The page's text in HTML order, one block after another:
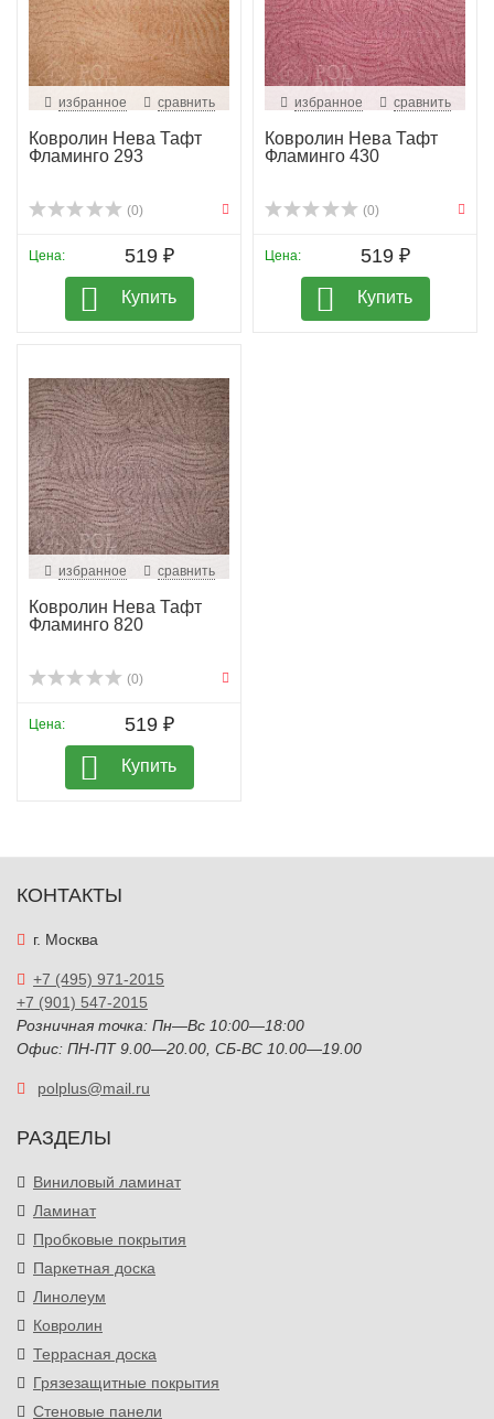
избранное сравнить
Ковролин Нева Тафт
Фламинго 293
(0)
Цена: 519 ₽
Купить
избранное сравнить
Ковролин Нева Тафт
Фламинго 430
(0)
Цена: 519 ₽
Купить
избранное сравнить
Ковролин Нева Тафт
Фламинго 820
(0)
Цена: 519 ₽
Купить
КОНТАКТЫ
г. Москва
+7 (495) 971-2015
+7 (901) 547-2015
Розничная точка: Пн—Вс 10:00—18:00
Офис: ПН-ПТ 9.00—20.00, СБ-ВС 10.00—19.00
polplus@mail.ru
РАЗДЕЛЫ
Виниловый ламинат
Ламинат
Пробковые покрытия
Паркетная доска
Линолеум
Ковролин
Террасная доска
Грязезащитные покрытия
Стеновые панели